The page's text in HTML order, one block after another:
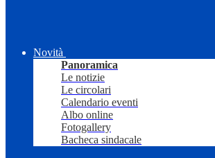
Novità
Panoramica
Le notizie
Le circolari
Calendario eventi
Albo online
Fotogallery
Bacheca sindacale